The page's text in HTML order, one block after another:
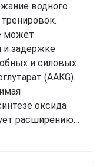
водного
может
и задержке
и силовых
(AAKG).
оксида
расширению
Это, в свою